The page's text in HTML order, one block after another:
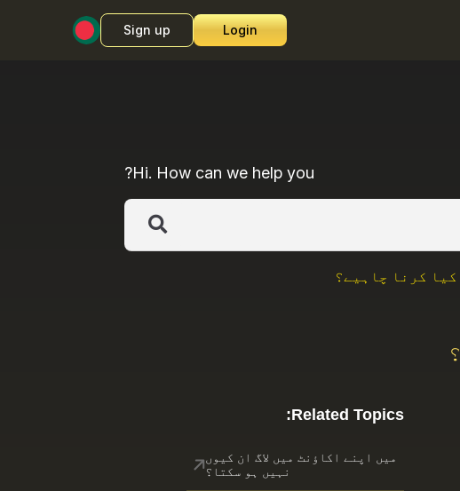
Login
Sign up
Hi. How can we help you?
کرنا چاہیے؟
Related Topics:
میں اپنے اکاؤنٹ میں لاگ ان کیوں
نہیں ہو سکتا؟